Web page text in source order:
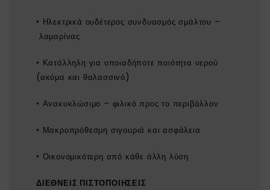
• Ηλεκτρικά ουδέτερος συνδυασμός σμάλτου –
λαμαρίνας
• Κατάλληλη για οποιαδήποτε ποιότητα νερού
(ακόμα και θαλασσινό)
• Ανακυκλώσιμο – φιλικό προς το περιβάλλον
• Μακροπρόθεσμη σιγουριά και ασφάλεια
• Οικονομικότερη από κάθε άλλη λύση
ΔΙΕΘΝΕΙΣ ΠΙΣΤΟΠΟΙΗΣΕΙΣ